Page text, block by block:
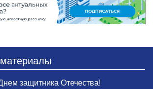
защитника Отечества!